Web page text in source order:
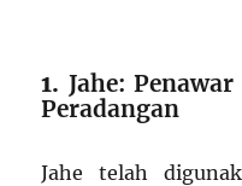
1. Jahe:
Peradangan
Jahe telah